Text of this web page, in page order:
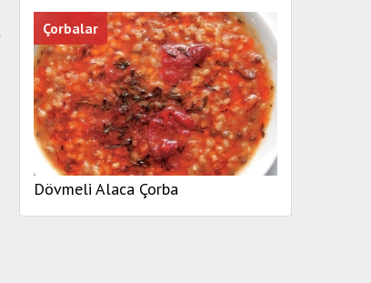
Dövmeli Alaca Çorba
Çorbalar